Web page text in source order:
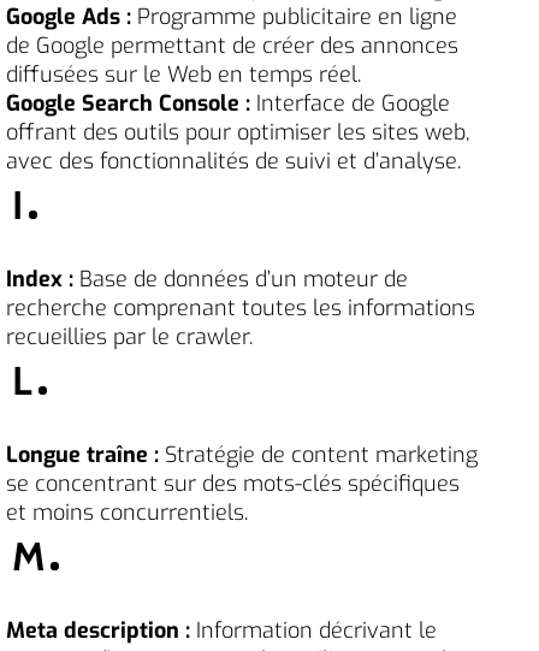
Google Ads : Programme publicitaire en ligne
de Google permettant de créer des annonces
diffusées sur le Web en temps réel.
Google Search Console : Interface de Google
offrant des outils pour optimiser les sites web,
avec des fonctionnalités de suivi et d’analyse.
I
Index : Base de données d’un moteur de
recherche comprenant toutes les informations
recueillies par le crawler.
L
Longue traîne : Stratégie de content marketing
se concentrant sur des mots-clés spécifiques
et moins concurrentiels.
M
Meta description : Information décrivant le